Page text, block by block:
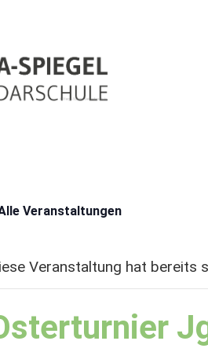
Veranstaltungen
Veranstaltung hat bereits